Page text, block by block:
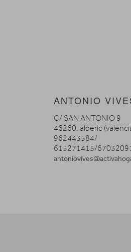
ANTONIO
C/ SAN ANTONIO 9
46260. alberic
962443584/
615271415/